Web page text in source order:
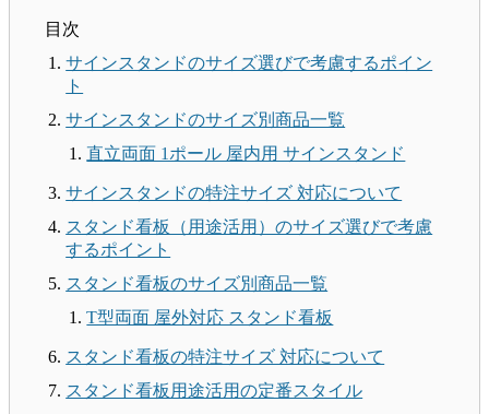
目次
サインスタンドのサイズ選びで考慮するポイン
ト
サインスタンドのサイズ別商品一覧
直立両面 1ポール 屋内用 サインスタンド
サインスタンドの特注サイズ 対応について
スタンド看板（用途活用）のサイズ選びで考慮
するポイント
スタンド看板のサイズ別商品一覧
T型両面 屋外対応 スタンド看板
スタンド看板の特注サイズ 対応について
スタンド看板用途活用の定番スタイル